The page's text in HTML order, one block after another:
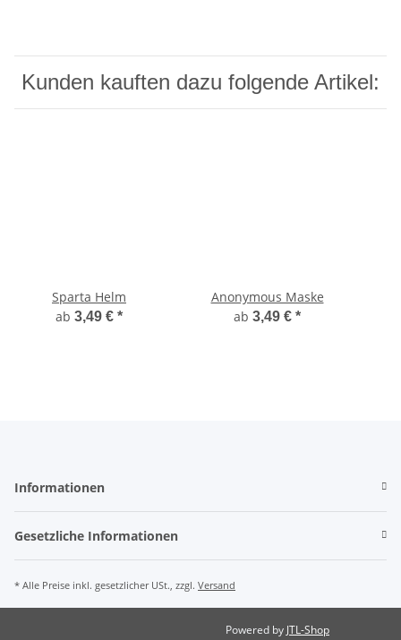
Kunden kauften dazu folgende Artikel:
Sparta Helm
ab 3,49 € *
Anonymous Maske
ab 3,49 € *
Informationen
Gesetzliche Informationen
* Alle Preise inkl. gesetzlicher USt., zzgl. Versand
Powered by JTL-Shop